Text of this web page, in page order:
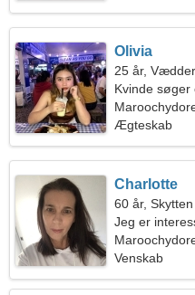
Olivia
25 år,
Kvinde søger
Ægteskab
Charlotte
60 år, Skytten
Jeg er
Venskab